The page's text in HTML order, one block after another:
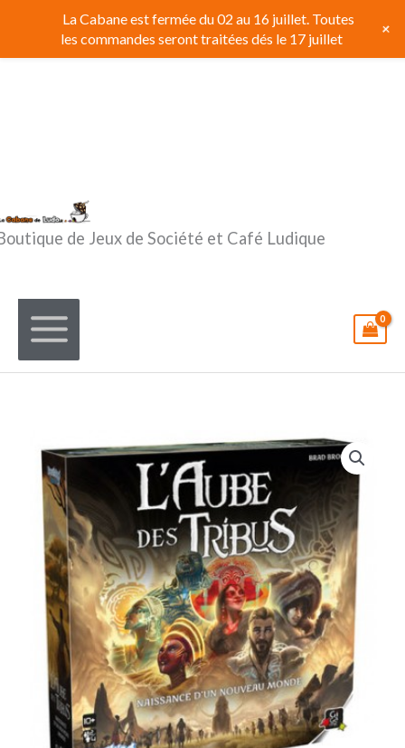
contenu
de Jeux de Société et Café Ludique
La Cabane est fermée du 02 au 16 juillet. Toutes
les commandes seront traitées dés le 17 juillet
+